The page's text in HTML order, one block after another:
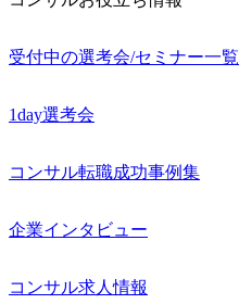
受付中の選考会/セミナー一覧
1day選考会
コンサル転職成功事例集
企業インタビュー
コンサル求人情報